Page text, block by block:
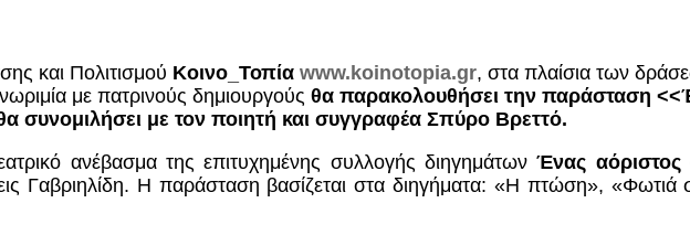
και Πολιτισμού Κοινο_Τοπία www.koinotopia.gr, στα πλαίσια των
με πατρινούς δημιουργούς θα παρακολουθήσει την παράσταση
συνομιλήσει με τον ποιητή και συγγραφέα Σπύρο Βρεττό.
ανέβασμα της επιτυχημένης συλλογής διηγημάτωνΈνας
Γαβριηλίδη. Η παράσταση βασίζεται στα διηγήματα: «Η πτώση», «Φωτιά